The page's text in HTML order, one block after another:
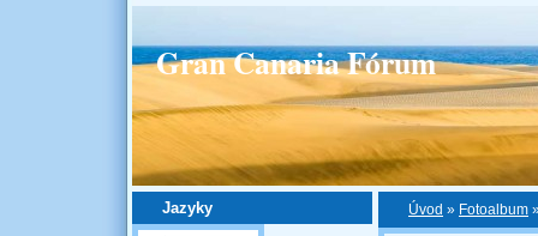
Gran Canaria Fórum
Jazyky Úvod » Fotoalbum